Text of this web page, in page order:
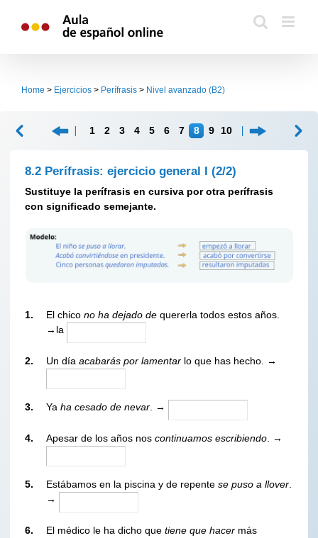
Home > Ejercicios > Perífrasis > Nivel avanzado (B2)
1 2 3 4 5 6 7 8 9 10
8.2 Perífrasis: ejercicio general I (2/2)
Sustituye la perífrasis en cursiva por otra perífrasis
con significado semejante.
1. El chico no ha dejado de quererla todos estos años.
→la
2. Un día acabarás por lamentar lo que has hecho. →
3. Ya ha cesado de nevar . →
4. Apesar de los años nos continuamos escribiendo . →
5. Estábamos en la piscina y de repente se puso a llover
→
6. El médico le ha dicho que tiene que hacer más